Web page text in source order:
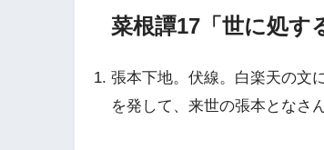
菜根譚17「世に処す
張本下地。伏線。白楽天の文
を発して、来世の張本となさ